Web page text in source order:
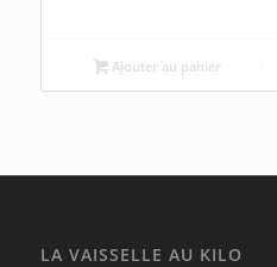
Ajouter au panier
LA VAISSELLE AU KILO